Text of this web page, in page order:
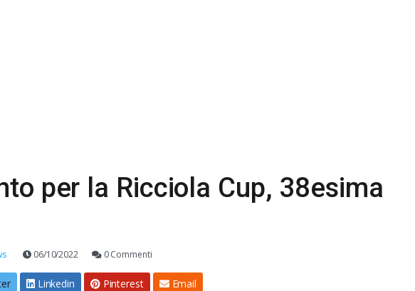
per la Ricciola Cup, 38esima
06/10/2022 0 Commenti
Linkedin Pinterest Email